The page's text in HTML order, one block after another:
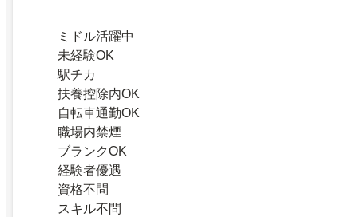
ミドル活躍中
未経験OK
駅チカ
扶養控除内OK
自転車通勤OK
職場内禁煙
ブランクOK
経験者優遇
資格不問
スキル不問